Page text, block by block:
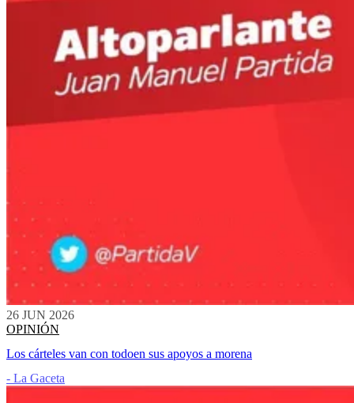
26 JUN 2026
OPINIÓN
Los cárteles van con todoen sus apoyos a morena
- La Gaceta